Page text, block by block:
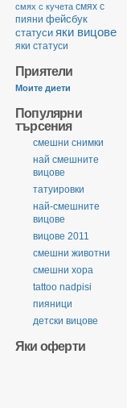
смях с кучета смях с
пияни фейсбук
статуси яки вицове
яки статуси
Приятели
Моите диети
Популярни
търсения
смешни снимки
най смешните
вицове
татуировки
най-смешните
вицове
вицове 2011
смешни животни
смешни хора
tattoo nadpisi
пияници
детски вицове
Яки оферти